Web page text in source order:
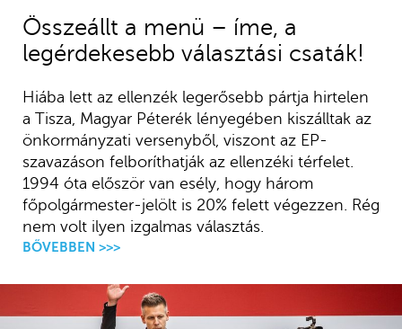
Összeállt a menü – íme, a
legérdekesebb választási csaták!
Hiába lett az ellenzék legerősebb pártja hirtelen
a Tisza, Magyar Péterék lényegében kiszálltak az
önkormányzati versenyből, viszont az EP-
szavazáson felboríthatják az ellenzéki térfelet.
1994 óta először van esély, hogy három
főpolgármester-jelölt is 20% felett végezzen. Rég
nem volt ilyen izgalmas választás.
BŐVEBBEN >>>